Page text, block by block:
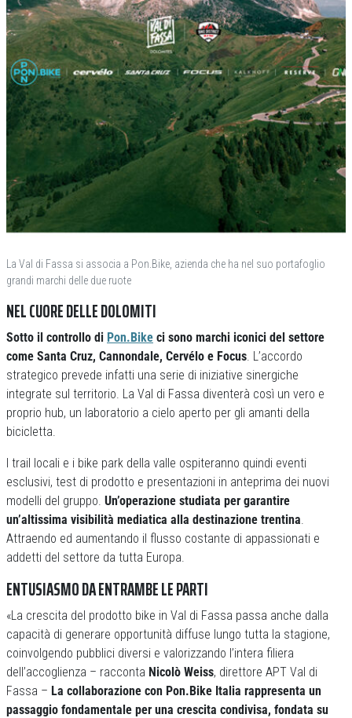
La Val di Fassa si associa a Pon.Bike, azienda che ha nel suo portafoglio
grandi marchi delle due ruote
NEL CUORE DELLE DOLOMITI
Sotto il controllo di Pon.Bike ci sono marchi iconici del settore
come Santa Cruz, Cannondale, Cervélo e Focus. L’accordo
strategico prevede infatti una serie di iniziative sinergiche
integrate sul territorio. La Val di Fassa diventerà così un vero e
proprio hub, un laboratorio a cielo aperto per gli amanti della
bicicletta.
I trail locali e i bike park della valle ospiteranno quindi eventi
esclusivi, test di prodotto e presentazioni in anteprima dei nuovi
modelli del gruppo. Un’operazione studiata per garantire
un’altissima visibilità mediatica alla destinazione trentina.
Attraendo ed aumentando il flusso costante di appassionati e
addetti del settore da tutta Europa.
ENTUSIASMO DA ENTRAMBE LE PARTI
«La crescita del prodotto bike in Val di Fassa passa anche dalla
capacità di generare opportunità diffuse lungo tutta la stagione,
coinvolgendo pubblici diversi e valorizzando l’intera filiera
dell’accoglienza – racconta Nicolò Weiss, direttore APT Val di
Fassa – La collaborazione con Pon.Bike Italia rappresenta un
passaggio fondamentale per una crescita condivisa, fondata su